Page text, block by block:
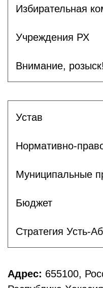
Избирательная
Учреждения РХ
Внимание, розыск!
Устав
Нормативно-
Муниципальные
Бюджет
Стратегия Усть-
Адрес: 655100,